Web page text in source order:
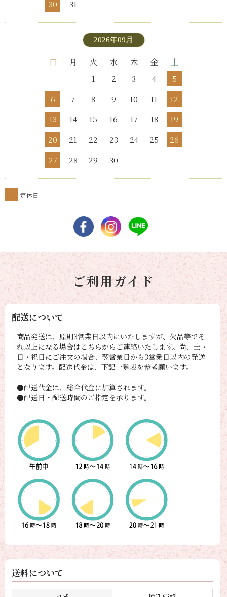
30 31
2026年09月
日 月 火 水 木 金
土
1
2 3 4
5
6
7 8 9 10 11
12
13
14 15 16 17 18
19
20
21 22 23 24 25
26
27
28 29 30
定休日
ご利用ガイド
配送について
商品発送は、原則3営業日以内にいたしますが、欠品等でそ
れ以上になる場合はこちらからご連絡いたします。尚、土・
日・祝日にご注文の場合、翌営業日から3営業日以内の発送
となります。配送代金は、下記一覧表を参考願います。
●配送代金は、総合代金に加算されます。
●配送日・配送時間のご指定を承ります。
送料について